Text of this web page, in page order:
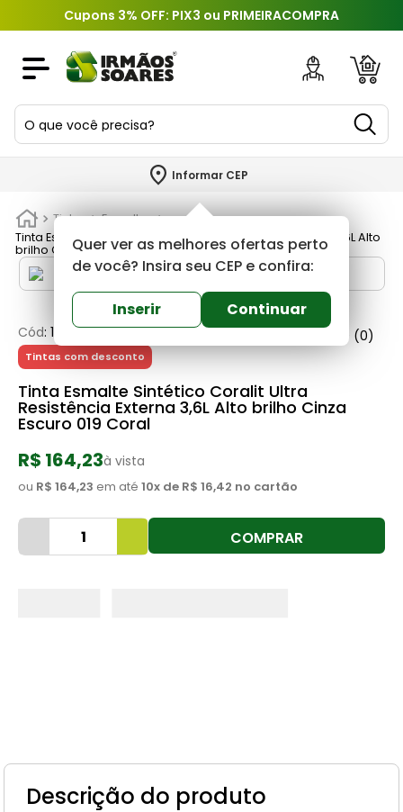
Cupons 3% OFF: PIX3 ou PRIMEIRACOMPRA
O que você precisa?
Informar CEP
Quer ver as melhores ofertas perto
de você? Insira seu CEP e confira:
Inserir Continuar
Tintas
Esmaltes
Tinta Esmalte Sintético Coralit Ultra Resistência Externa 3,6L Alto
brilho Cinza Escuro 019 Coral
Cód:118214 Coral (0)
Tintas com desconto
Tinta Esmalte Sintético Coralit Ultra
Resistência Externa 3,6L Alto brilho Cinza
Escuro 019 Coral
R$ 164,23à vista
ou R$ 164,23 em até 10x de R$ 16,42 no cartão
COMPRAR
Descrição do produto
TERMOS MAIS BUSCADOS
2º
3º
porta
4º
revestimento
5º
telha
6º
argamassa
7º
cimento
8º
tinta
9 º
torneira
10º vaso sanitário